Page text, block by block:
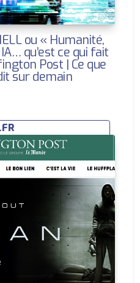
ou « Humanité,
qu’est ce qui fait
Post | Ce que
sur demain